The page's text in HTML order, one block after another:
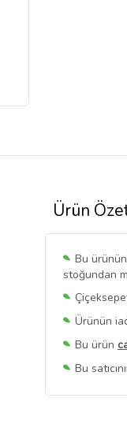
Ürün
Bu
stoğundan
Ürünün
Bu ürün
Bu
Bu